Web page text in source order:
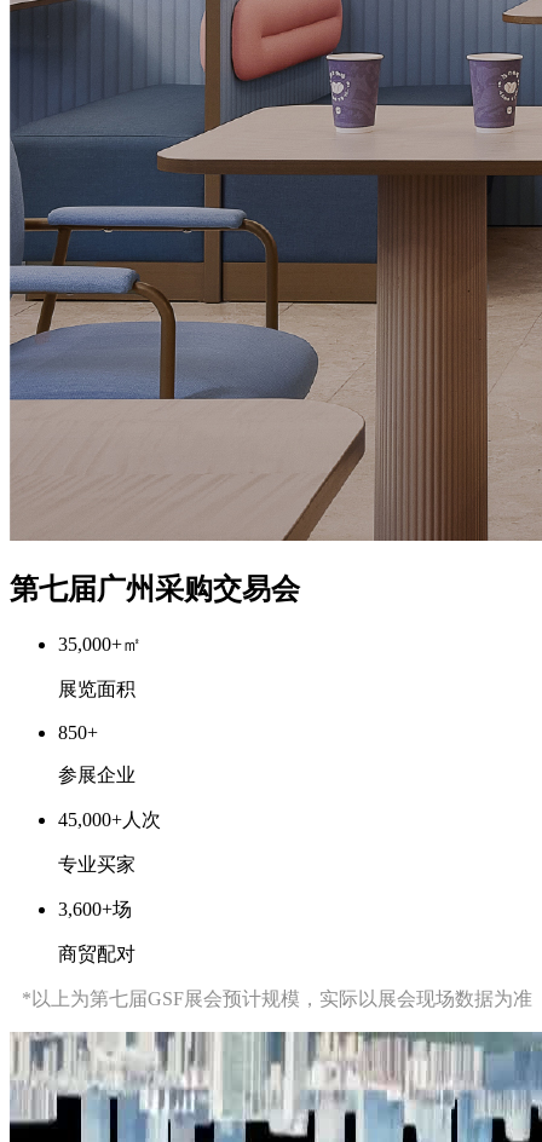
第七届广州采购交易会
35,000+㎡
展览面积
850+
参展企业
45,000+人次
专业买家
3,600+场
商贸配对
*以上为第七届GSF展会预计规模，实际以展会现场数据为准